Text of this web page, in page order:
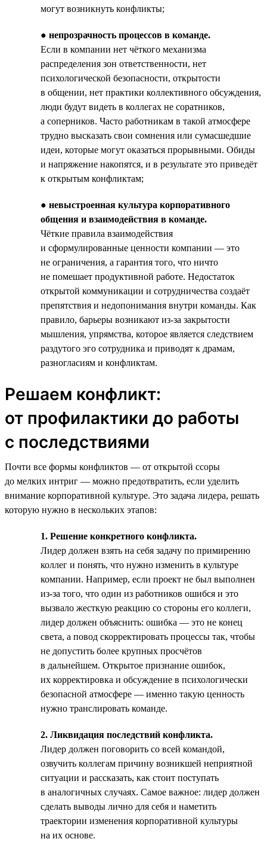
могут возникнуть конфликты;
● непрозрачность процессов в команде.
Если в компании нет чёткого механизма
распределения зон ответственности, нет
психологической безопасности, открытости
в общении, нет практики коллективного обсуждения,
люди будут видеть в коллегах не соратников,
а соперников. Часто работникам в такой атмосфере
трудно высказать свои сомнения или сумасшедшие
идеи, которые могут оказаться прорывными. Обиды
и напряжение накопятся, и в результате это приведёт
к открытым конфликтам;
● невыстроенная культура корпоративного
общения и взаимодействия в команде.
Чёткие правила взаимодействия
и сформулированные ценности компании — это
не ограничения, а гарантия того, что ничто
не помешает продуктивной работе. Недостаток
открытой коммуникации и сотрудничества создаёт
препятствия и недопонимания внутри команды. Как
правило, барьеры возникают из-за закрытости
мышления, упрямства, которое является следствием
раздутого эго сотрудника и приводят к драмам,
разногласиям и конфликтам.
Решаем конфликт:
от профилактики до работы
с последствиями
Почти все формы конфликтов — от открытой ссоры
до мелких интриг — можно предотвратить, если уделить
внимание корпоративной культуре. Это задача лидера, решать
которую нужно в нескольких этапов:
1. Решение конкретного конфликта.
Лидер должен взять на себя задачу по примирению
коллег и понять, что нужно изменить в культуре
компании. Например, если проект не был выполнен
из-за того, что один из работников ошибся и это
вызвало жесткую реакцию со стороны его коллеги,
лидер должен объяснить: ошибка — это не конец
света, а повод скорректировать процессы так, чтобы
не допустить более крупных просчётов
в дальнейшем. Открытое признание ошибок,
их корректировка и обсуждение в психологически
безопасной атмосфере — именно такую ценность
нужно транслировать команде.
2. Ликвидация последствий конфликта.
Лидер должен поговорить со всей командой,
озвучить коллегам причину возникшей неприятной
ситуации и рассказать, как стоит поступать
в аналогичных случаях. Самое важное: лидер должен
сделать выводы лично для себя и наметить
траектории изменения корпоративной культуры
на их основе.